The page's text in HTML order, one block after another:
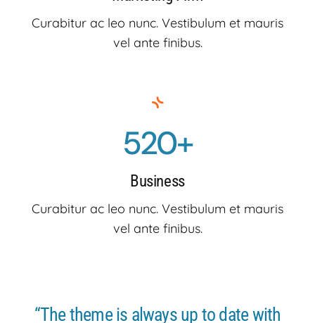
Curabitur ac leo nunc. Vestibulum et mauris
vel ante finibus.
520+
Business
Curabitur ac leo nunc. Vestibulum et mauris
vel ante finibus.
“The theme is always up to date with